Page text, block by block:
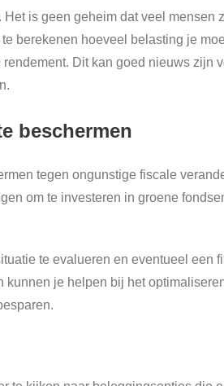
is geen geheim dat veel
berekenen hoeveel belasting je
Dit kan goed nieuws zijn
beschermen
tegen ongunstige fiscale
om te investeren in groene
te evalueren en eventueel
je helpen bij het